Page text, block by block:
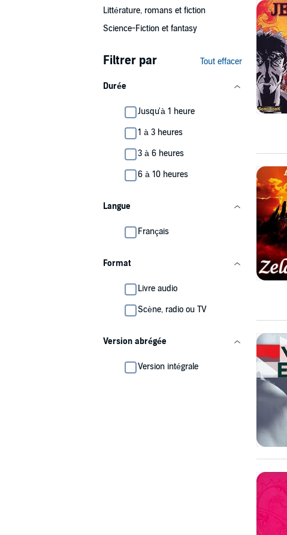
Littérature, romans et fiction
Science-Fiction et fantasy
Filtrer par Tout effacer
Durée
Jusqu'à 1 heure
1 à 3 heures
3 à 6 heures
6 à 10 heures
Langue
Français
Format
Livre audio
Scène, radio ou TV
Version abrégée
Version intégrale